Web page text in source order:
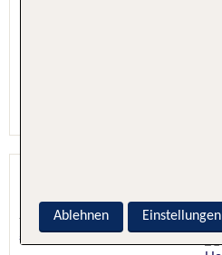
Umag, Istrien, Kroatien
5.5 - 100 % Weiterempfehlung
Ablehnen Einstellungen